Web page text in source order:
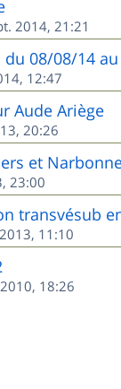
2014, 21:21
08/08/14
12:47
Aude Ariège
20:26
et
23:00
transvésub
11:10
18:26